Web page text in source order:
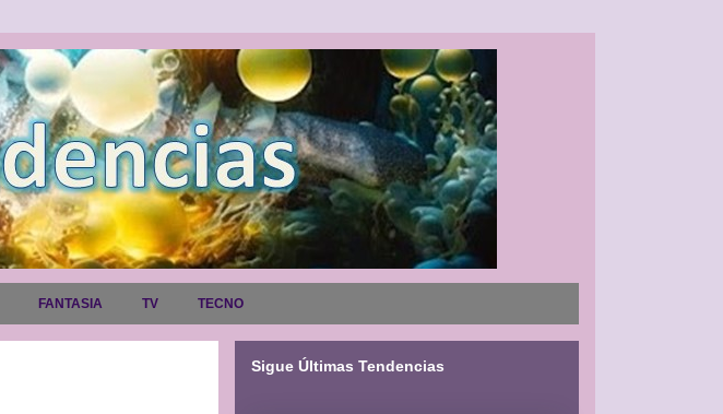
FANTASIA TV TECNO
Sigue Últimas Tendencias